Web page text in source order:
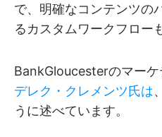
で、明確なコンテンツの
るカスタムワークフロー
BankGloucesterのマーケ
デレク・クレメンツ氏は
うに述べています。